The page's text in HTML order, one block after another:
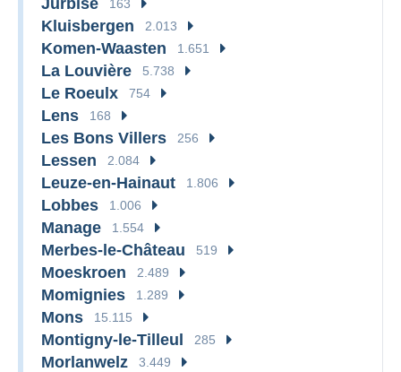
163
Kluisbergen 2.013
Komen-Waasten 1.651
La Louvière 5.738
Le Roeulx 754
Lens 168
Les Bons Villers 256
Lessen 2.084
Leuze-en-Hainaut 1.806
Lobbes 1.006
Manage 1.554
Merbes-le-Château 519
Moeskroen 2.489
Momignies 1.289
Mons 15.115
Montigny-le-Tilleul 285
Morlanwelz 3.449